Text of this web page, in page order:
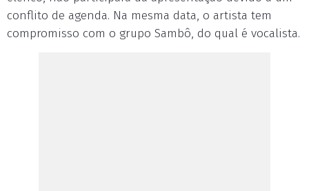
conflito de agenda. Na mesma data, o artista tem
compromisso com o grupo Sambô, do qual é vocalista.